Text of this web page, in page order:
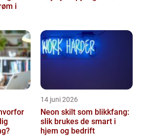
i
14 juni 2026
Neon skilt som blikkfang:
slik brukes de smart i
hjem og bedrift